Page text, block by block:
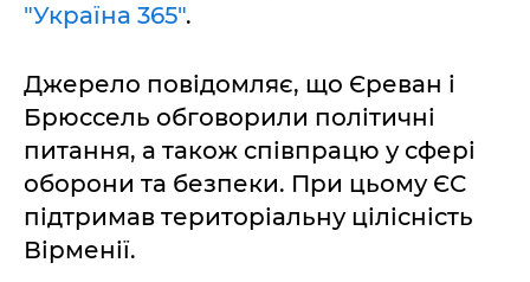
"Україна 365".
Джерело повідомляє, що Єреван і
Брюссель обговорили політичні
питання, а також співпрацю у сфері
оборони та безпеки. При цьому ЄС
підтримав територіальну цілісність
Вірменії.